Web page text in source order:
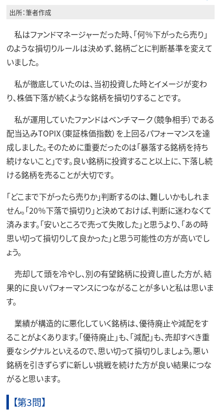
出所：筆者作成
私はファンドマネージャーだった時、「何％下がったら売り」
のような損切りルールは決めず、銘柄ごとに判断基準を変えて
いました。
私が徹底していたのは、当初投資した時とイメージが変わ
り、株価下落が続くような銘柄を損切りすることです。
私が運用していたファンドはベンチマーク（競争相手）である
配当込みTOPIX（東証株価指数）を上回るパフォーマンスを達
成しました。そのために重要だったのは「暴落する銘柄を持ち
続けないこと」です。良い銘柄に投資すること以上に、下落し続
ける銘柄を売ることが大切です。
「どこまで下がったら売りか」判断するのは、難しいかもしれま
せん。「20％下落で損切り」と決めておけば、判断に迷わなくて
済みます。「安いところで売って失敗した」と思うより、「あの時
思い切って損切りして良かった」と思う可能性の方が高いでし
ょう。
売却して頭を冷やし、別の有望銘柄に投資し直した方が、結
果的に良いパフォーマンスにつながることが多いと私は思いま
す。
業績が構造的に悪化していく銘柄は、優待廃止や減配をす
ることがよくあります。「優待廃止」も、「減配」も、売却すべき重
要なシグナルといえるので、思い切って損切りしましょう。悪い
銘柄を引きずらずに新しい挑戦を続けた方が良い結果につな
がると思います。
【第3問】